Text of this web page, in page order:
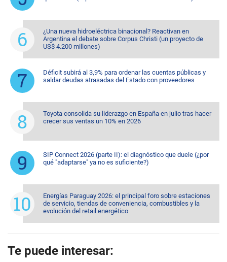
¿Una nueva hidroeléctrica binacional? Reactivan en
Argentina el debate sobre Corpus Christi (un proyecto de
US$ 4.200 millones)
Déficit subirá al 3,9% para ordenar las cuentas públicas y
saldar deudas atrasadas del Estado con proveedores
Toyota consolida su liderazgo en España en julio tras hacer
crecer sus ventas un 10% en 2026
SIP Connect 2026 (parte II): el diagnóstico que duele (¿por
qué "adaptarse" ya no es suficiente?)
Energías Paraguay 2026: el principal foro sobre estaciones
de servicio, tiendas de conveniencia, combustibles y la
evolución del retail energético
Te puede interesar: